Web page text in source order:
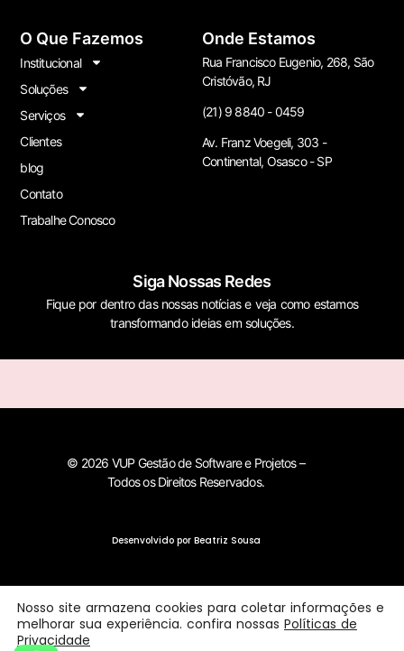
O Que Fazemos
Institucional
Soluções
Serviços
Clientes
blog
Contato
Trabalhe Conosco
Onde Estamos
Rua Francisco Eugenio, 268, São
Cristóvão, RJ
(21) 9 8840 - 0459
Av. Franz Voegeli, 303 -
Continental, Osasco - SP
Siga Nossas Redes
Fique por dentro das nossas notícias e veja como estamos
transformando ideias em soluções.
© 2026 VUP Gestão de Software e Projetos –
Todos os Direitos Reservados.
Desenvolvido por Beatriz Sousa
Nosso site armazena cookies para coletar informações e
melhorar sua experiência. confira nossas Políticas de
Privacidade